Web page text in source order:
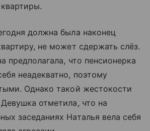
должна была наконец
не может сдержать слёз.
предполагала, что пенсионерка
неадекватно, поэтому
Однако такой жестокости
отметила, что на
заседаниях Наталья вела себя